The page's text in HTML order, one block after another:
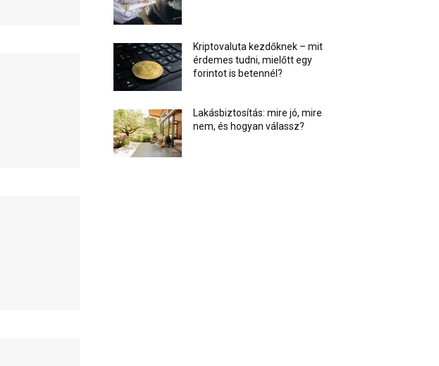
Kriptovaluta kezdőknek – mit
érdemes tudni, mielőtt egy
forintot is betennél?
Lakásbiztosítás: mire jó, mire
nem, és hogyan válassz?